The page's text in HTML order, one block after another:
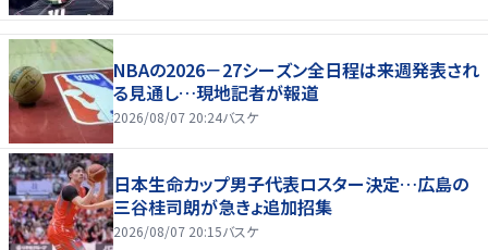
NBAの2026－27シーズン全日程は来週発表され
る見通し…現地記者が報道
2026/08/07 20:24バスケ
日本生命カップ男子代表ロスター決定…広島の
三谷桂司朗が急きょ追加招集
2026/08/07 20:15バスケ